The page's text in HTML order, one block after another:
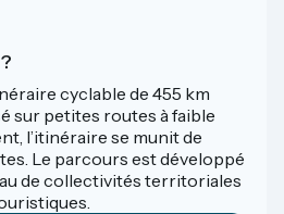
cyclable de 455 km
sur petites routes à faible
l’itinéraire se munit de
Le parcours est développé
de collectivités territoriales